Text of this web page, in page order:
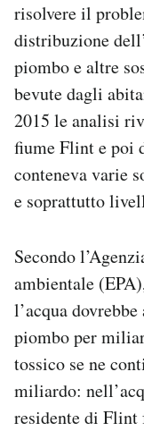
risolvere il
distribuzione
piombo e altre
bevute dagli
2015 le analisi
fiume Flint e poi
conteneva varie
e soprattutto
Secondo
ambientale
l’acqua
piombo per
tossico se ne
miliardo:
residente di Flint